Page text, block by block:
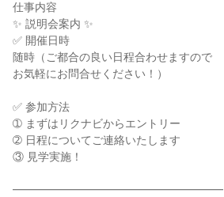
仕事内容
✨ 説明会案内 ✨
✅ 開催日時
随時（ご都合の良い日程合わせますので
お気軽にお問合せください！）
✅ 参加方法
➀ まずはリクナビからエントリー
➁ 日程についてご連絡いたします
③ 見学実施！
━━━━━━━━━━━━━━━━━━━